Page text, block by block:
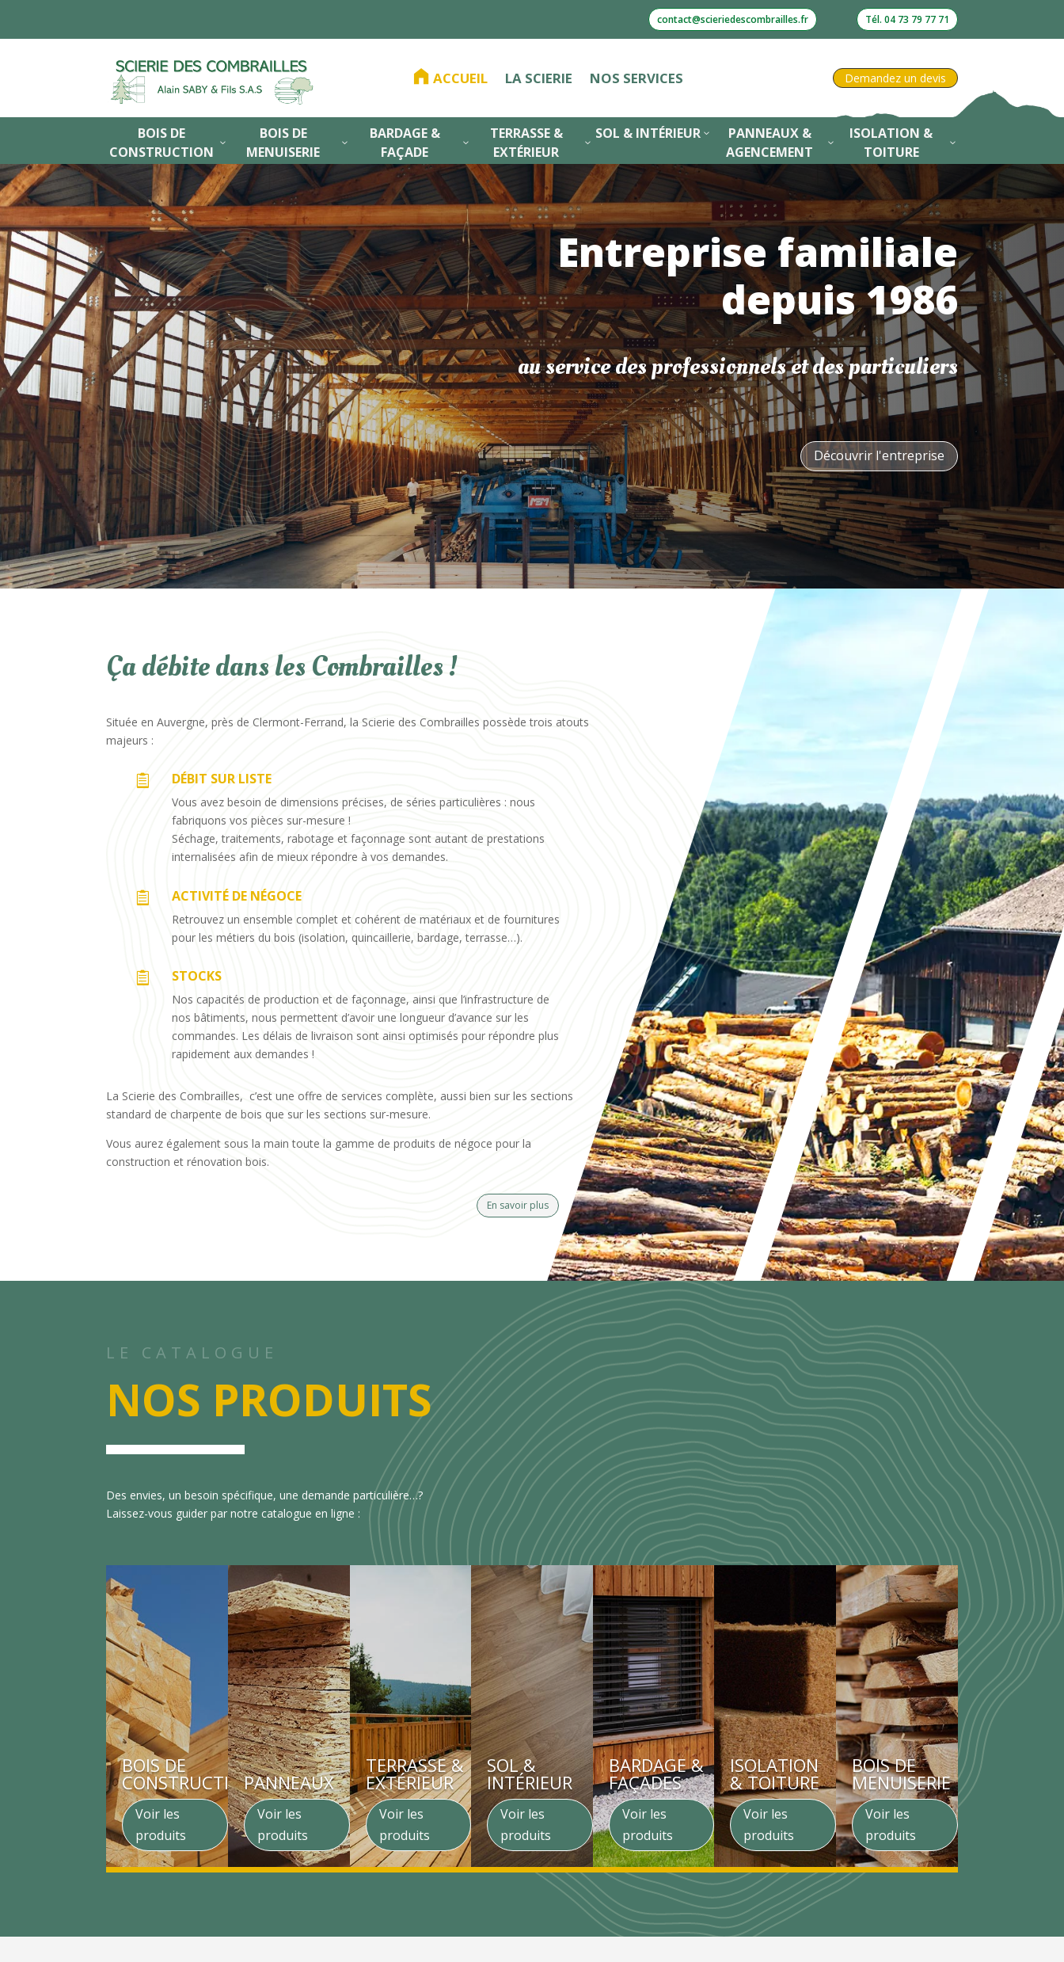
Tél. 04 73 79 77 71
contact@scieriedescombrailles.fr
ACCUEIL LA SCIERIE NOS SERVICES Demandez un devis
3
BOIS DE
CONSTRUCTION
3
BOIS DE
MENUISERIE
3
BARDAGE &
FAÇADE
3
TERRASSE &
EXTÉRIEUR
3
SOL & INTÉRIEUR
3
PANNEAUX &
AGENCEMENT
3
ISOLATION &
TOITURE
Entreprise familiale
depuis 1986
au service des professionnels et des particuliers
Découvrir l'entreprise
Ça débite dans les Combrailles !
Située en Auvergne, près de Clermont-Ferrand, la Scierie des Combrailles possède trois atouts
majeurs :
 DÉBIT SUR LISTE
Vous avez besoin de dimensions précises, de séries particulières : nous
fabriquons vos pièces sur-mesure !
Séchage, traitements, rabotage et façonnage sont autant de prestations
internalisées afin de mieux répondre à vos demandes.
 ACTIVITÉ DE NÉGOCE
Retrouvez un ensemble complet et cohérent de matériaux et de fournitures
pour les métiers du bois (isolation, quincaillerie, bardage, terrasse…).
 STOCKS
Nos capacités de production et de façonnage, ainsi que l’infrastructure de
nos bâtiments, nous permettent d’avoir une longueur d’avance sur les
commandes. Les délais de livraison sont ainsi optimisés pour répondre plus
rapidement aux demandes !
La Scierie des Combrailles, c’est une offre de services complète, aussi bien sur les sections
standard de charpente de bois que sur les sections sur-mesure.
Vous aurez également sous la main toute la gamme de produits de négoce pour la
construction et rénovation bois.
En savoir plus
LE CATALOGUE
NOS PRODUITS
Des envies, un besoin spécifique, une demande particulière…?
Laissez-vous guider par notre catalogue en ligne :
BOIS DE
CONSTRUCTION
Voir les
produits
PANNEAUX
Voir les
produits
TERRASSE &
EXTÉRIEUR
Voir les
produits
SOL &
INTÉRIEUR
Voir les
produits
BARDAGE &
FAÇADES
Voir les
produits
ISOLATION
& TOITURE
Voir les
produits
BOIS DE
MENUISERIE
Voir les
produits